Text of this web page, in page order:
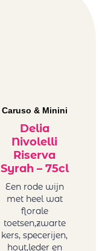
Caruso & Minini
Delia
Nivolelli
Riserva
Syrah – 75cl
Een rode wijn
met heel wat
florale
toetsen,zwarte
kers, specerijen,
hout,leder en